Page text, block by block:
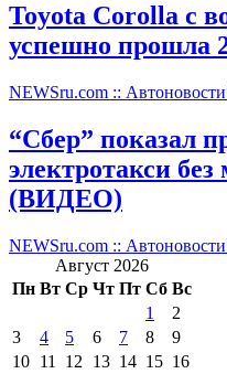
Toyota Corolla с
успешно прошла
NEWSru.com :: Автоновости
“Сбер” показал
электротакси
(ВИДЕО)
NEWSru.com :: Автоновости
Август 2026
Пн Вт Ср Чт Пт Сб Вс
1
2
3
4 5 6 7 8
9
10 11 12 13 14 15 16